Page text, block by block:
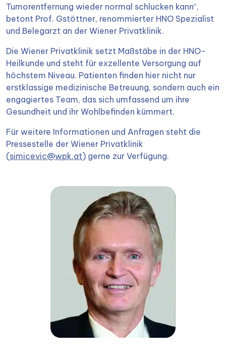
Tumorentfernung wieder normal schlucken kann“,
betont Prof. Gstöttner, renommierter HNO Spezialist
und Belegarzt an der Wiener Privatklinik.
Die Wiener Privatklinik setzt Maßstäbe in der HNO-
Heilkunde und steht für exzellente Versorgung auf
höchstem Niveau. Patienten finden hier nicht nur
erstklassige medizinische Betreuung, sondern auch ein
engagiertes Team, das sich umfassend um ihre
Gesundheit und ihr Wohlbefinden kümmert.
Für weitere Informationen und Anfragen steht die
Pressestelle der Wiener Privatklinik
(simicevic@wpk.at) gerne zur Verfügung.